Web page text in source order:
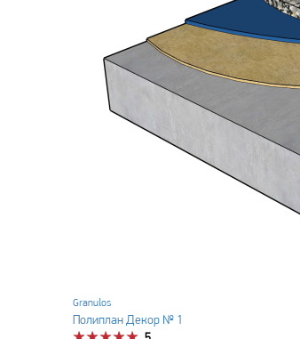
Granulos
Полиплан Декор № 1